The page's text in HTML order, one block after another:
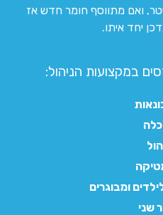
ואם מתווסף חומר חדש אז
יחד איתו.
במקצועות הניהול:
ומבוגרים
שני